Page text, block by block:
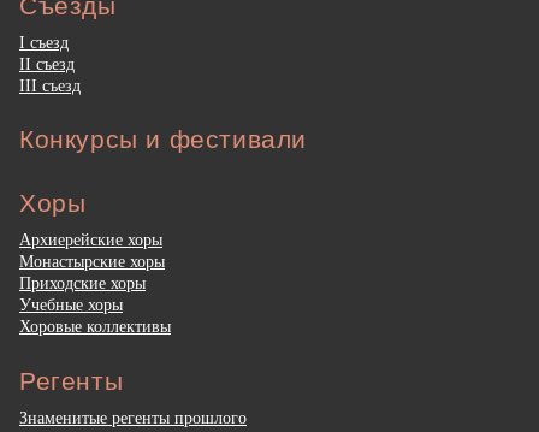
I съезд
II съезд
III съезд
Конкурсы и фестивали
Хоры
Архиерейские хоры
Монастырские хоры
Приходские хоры
Учебные хоры
Хоровые коллективы
Регенты
Знаменитые регенты прошлого